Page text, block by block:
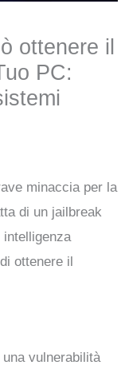
ottenere il
PC:
minaccia per la
di un jailbreak
intelligenza
ottenere il
vulnerabilità